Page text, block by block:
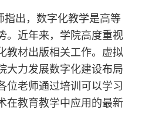
指出，数字化教学是高等
。近年来，学院高度重视
教材出版相关工作。虚拟
大力发展数字化建设布局
位老师通过培训可以学习
在教育教学中应用的最新